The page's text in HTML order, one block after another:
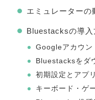
エミュレーターの
Bluestacksの導入
Googleアカウン
Bluestacksをダ
初期設定とアプ
キーボード・ゲ